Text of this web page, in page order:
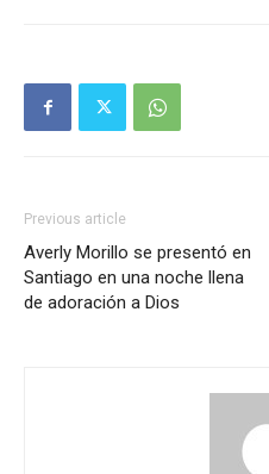
Previous article
Averly Morillo se presentó en
Santiago en una noche llena
de adoración a Dios